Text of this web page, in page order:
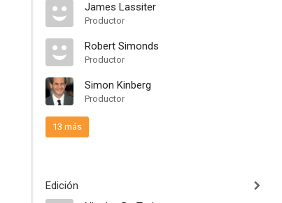
James Lassiter
Productor
Robert Simonds
Productor
Simon Kinberg
Productor
13 más
Edición